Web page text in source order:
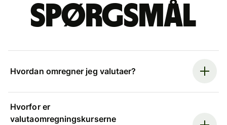
spørgsmål
Hvordan omregner jeg valutaer?
Hvorfor er
valutaomregningskurserne